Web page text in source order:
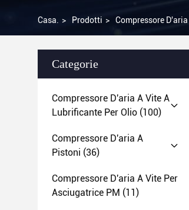
Casa. > Prodotti > Compressore
Categorie
Compressore D'aria A Vite A
Lubrificante Per Olio (100)
Compressore D'aria A
Pistoni (36)
Compressore D'aria A Vite Per
Asciugatrice PM (11)